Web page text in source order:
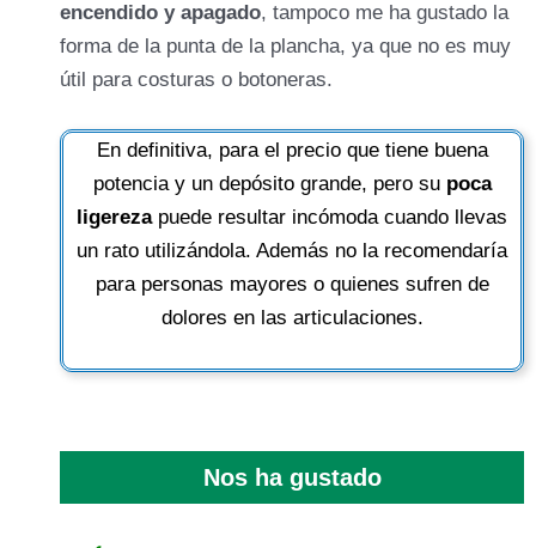
encendido y apagado, tampoco me ha gustado la
forma de la punta de la plancha, ya que no es muy
útil para costuras o botoneras.
En definitiva, para el precio que tiene buena
potencia y un depósito grande, pero supoca
ligerezapuede resultar incómoda cuando llevas
un rato utilizándola. Además no la recomendaría
para personas mayores o quienes sufren de
dolores en las articulaciones.
Nos ha gustado